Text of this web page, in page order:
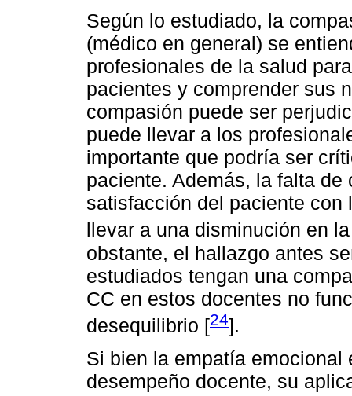
Según lo estudiado, la
(médico en general) se
profesionales de la salud
pacientes y comprender sus
compasión puede ser
puede llevar a los
importante que podría ser
paciente. Además, la falta
satisfacción del paciente
llevar a una disminución en
obstante, el hallazgo antes
estudiados tengan una
CC en estos docentes no
desequilibrio [24].
Si bien la empatía emocional
desempeño docente, su